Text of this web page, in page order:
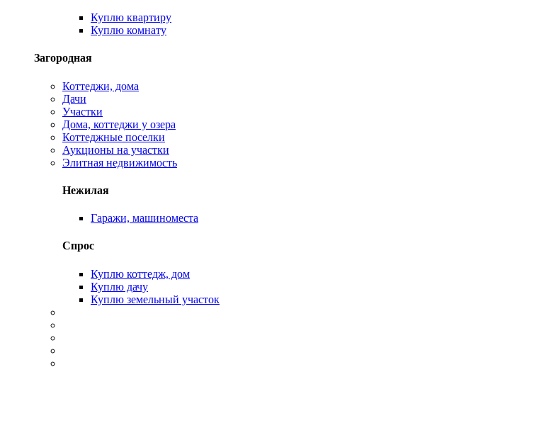
Куплю квартиру
Куплю комнату
Загородная
Коттеджи, дома
Дачи
Участки
Дома, коттеджи у озера
Коттеджные поселки
Аукционы на участки
Элитная недвижимость
Нежилая
Гаражи, машиноместа
Спрос
Куплю коттедж, дом
Куплю дачу
Куплю земельный участок